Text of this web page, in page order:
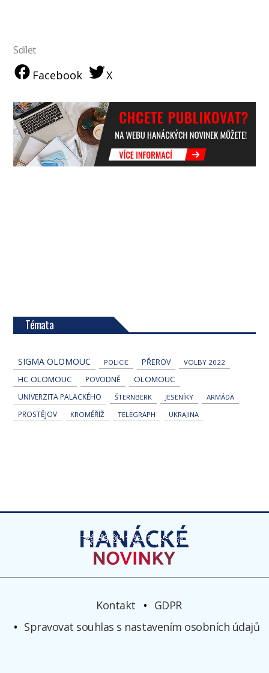
Sdílet
Facebook X
Témata
SIGMA OLOMOUC POLICIE PŘEROV VOLBY 2022
HC OLOMOUC POVODNĚ OLOMOUC
UNIVERZITA PALACKÉHO ŠTERNBERK JESENÍKY ARMÁDA
PROSTĚJOV KROMĚŘÍŽ TELEGRAPH UKRAJINA
Kontakt
GDPR
Spravovat souhlas s nastavením osobních údajů